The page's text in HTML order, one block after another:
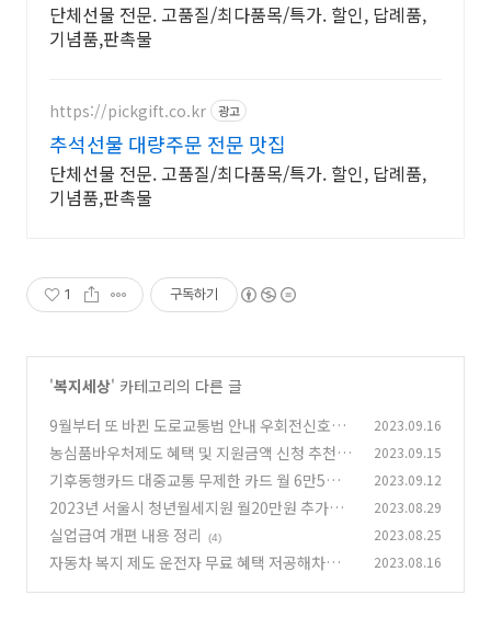
단체선물 전문. 고품질/최다품목/특가. 할인, 답례품,
기념품,판촉물
https://pickgift.co.kr 광고
추석선물 대량주문 전문 맛집
단체선물 전문. 고품질/최다품목/특가. 할인, 답례품,
기념품,판촉물
1 구독하기
'복지세상' 카테고리의 다른 글
9월부터 또 바뀐 도로교통법 안내 우회전신호등
및 고속도로지정차로
(0)
2023.09.16
농심품바우처제도 혜택 및 지원금액 신청 추천 정
리
(16)
2023.09.15
기후동행카드 대중교통 무제한 카드 월 6만5천원
추천 정리 (2)
2023.09.12
2023년 서울시 청년월세지원 월20만원 추가모
집 정리 (2)
2023.08.29
실업급여 개편 내용 정리 (4) 2023.08.25
자동차 복지 제도 운전자 무료 혜택 저공해차량 2023.08.16